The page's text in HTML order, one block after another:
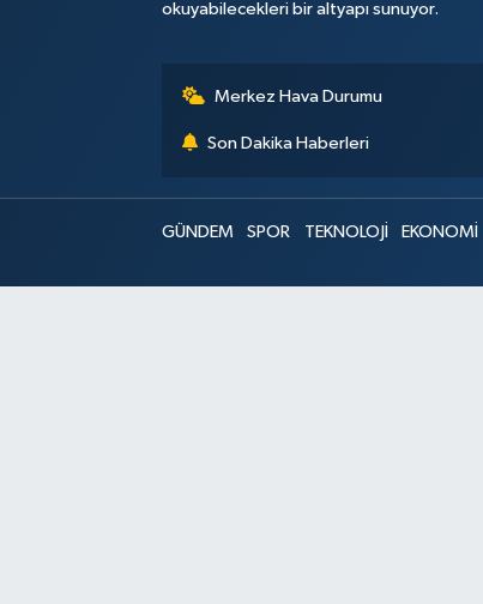
okuyabilecekleri bir altyapı sunuyor.
Merkez Hava Durumu
Son Dakika Haberleri
GÜNDEM SPOR TEKNOLOJİ EKONOMİ